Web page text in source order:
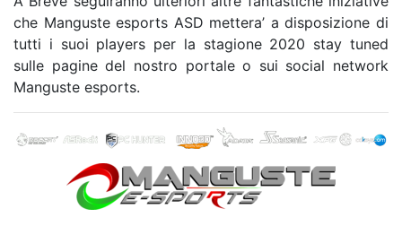
che Manguste esports ASD mettera’ a disposizione di
tutti i suoi players per la stagione 2020 stay tuned
sulle pagine del nostro portale o sui social network
Manguste esports.